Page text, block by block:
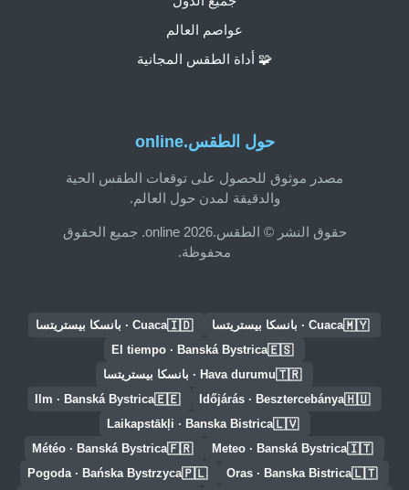
حول الطقس.online
مصدر موثوق للحصول على توقعات الطقس الحية
والدقيقة لمدن حول العالم.
حقوق النشر © الطقس.online 2026. جميع الحقوق
محفوظة.
عواصم العالم
🧩 أداة الطقس المجانية
🇲🇾Cuaca · بانسكا بيستريتسا 🇮🇩Cuaca · بانسكا بيستريتسا
🇪🇸
El tiempo · Banská Bystrica
🇹🇷Hava durumu · بانسكا بيستريتسا
🇭🇺
Időjárás · Besztercebánya
🇪🇪
Ilm · Banská Bystrica
🇱🇻
Laikapstākļi · Banska Bistrica
🇮🇹
Meteo · Banská Bystrica
🇫🇷
Météo · Banská Bystrica
🇱🇹
Oras · Banska Bistrica
🇵🇱
Pogoda · Bańska Bystrzyca